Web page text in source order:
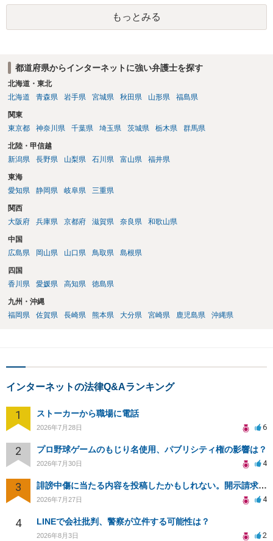
もっとみる
都道府県からインターネットに強い弁護士を探す
北海道・東北
北海道
青森県 岩手県 宮城県 秋田県 山形県 福島県
関東
東京都
神奈川県 千葉県 埼玉県 茨城県 栃木県 群馬県
北陸・甲信越
新潟県
長野県 山梨県 石川県 富山県 福井県
東海
愛知県
静岡県 岐阜県 三重県
関西
大阪府
兵庫県 京都府 滋賀県 奈良県 和歌山県
中国
広島県
岡山県 山口県 鳥取県 島根県
四国
香川県
愛媛県 高知県 徳島県
九州・沖縄
福岡県
佐賀県 長崎県 熊本県 大分県 宮崎県 鹿児島県 沖縄県
インターネットの法律Q&Aランキング
1 ストーカーから職場に電話
2026年7月28日 6
2 プロ野球ゲームのもじり名使用、パブリシティ権の影響は？
2026年7月30日 4
3 誹謗中傷に当たる内容を投稿したかもしれない。開示請求や民事刑事裁判に発展しうるのか教えて欲しい。
2026年7月27日 4
4 LINEで会社批判、警察が立件する可能性は？
2026年8月3日 2